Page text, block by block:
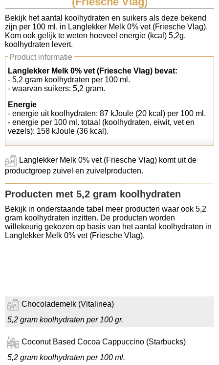
Koolhydraten tellen
Links
Bekijk het aantal koolhydraten en suikers als deze bekend
zijn per 100 ml. in Langlekker Melk 0% vet (Friesche Vlag).
Kom ook gelijk te weten hoeveel energie (kcal) 5,2g.
koolhydraten levert.
Product informatie
Langlekker Melk 0% vet (Friesche Vlag) bevat:
- 5,2 gram koolhydraten per 100 ml.
- waarvan suikers: 5,2 gram.
Energie
- energie uit koolhydraten: 87 kJoule (20 kcal) per 100 ml.
- energie per 100 ml. totaal (koolhydraten, eiwit, vet en
vezels): 158 kJoule (36 kcal).
Langlekker Melk 0% vet (Friesche Vlag) komt uit de
productgroep zuivel en zuivelproducten.
Producten met 5,2 gram koolhydraten
Bekijk in onderstaande tabel meer producten waar ook 5,2
gram koolhydraten inzitten. De producten worden
willekeurig gekozen op basis van het aantal koolhydraten in
Langlekker Melk 0% vet (Friesche Vlag).
Chocolademelk (Vitalinea)
5,2 gram koolhydraten per 100 gr.
Coconut Based Cocoa Cappuccino (Starbucks)
5,2 gram koolhydraten per 100 ml.